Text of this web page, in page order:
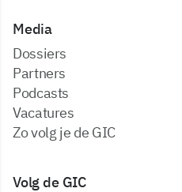
Media
dossiers
partners
podcasts
vacatures
zo volg je de GIC
Volg de GIC